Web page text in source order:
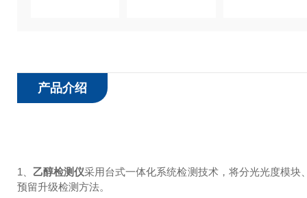
产品介绍
1、乙醇检测仪采用台式一体化系统检测技术，将分光光度模
预留升级检测方法。